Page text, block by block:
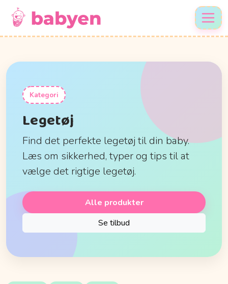
Kategori
Legetøj
Find det perfekte legetøj til din baby.
Læs om sikkerhed, typer og tips til at
vælge det rigtige legetøj.
Alle produkter
Se tilbud